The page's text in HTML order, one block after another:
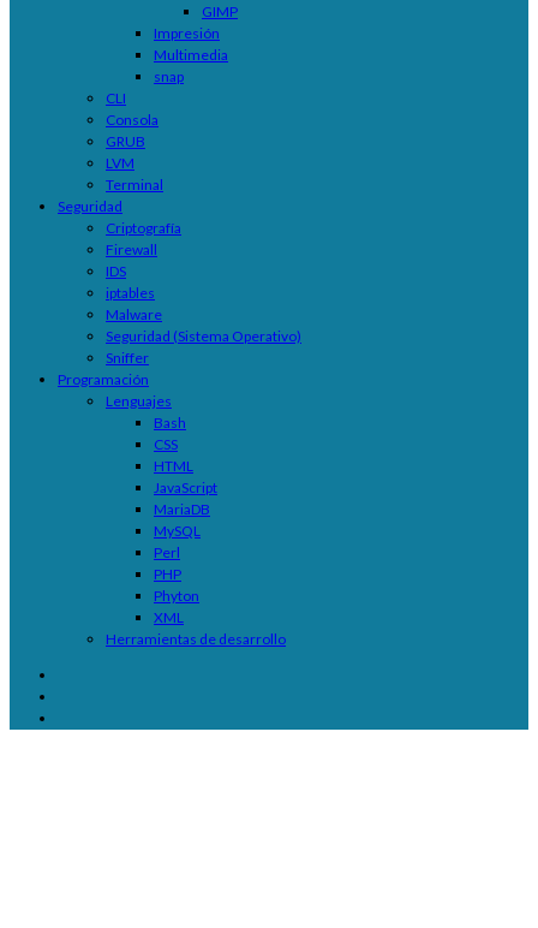
GIMP
Impresión
Multimedia
snap
CLI
Consola
GRUB
LVM
Terminal
Seguridad
Criptografía
Firewall
IDS
iptables
Malware
Seguridad (Sistema Operativo)
Sniffer
Programación
Lenguajes
Bash
CSS
HTML
JavaScript
MariaDB
MySQL
Perl
PHP
Phyton
XML
Herramientas de desarrollo